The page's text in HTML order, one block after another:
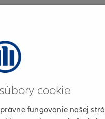
cookie
fungovanie našej